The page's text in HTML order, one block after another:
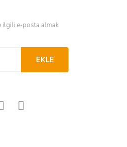
ilgili e-posta almak
EKLE